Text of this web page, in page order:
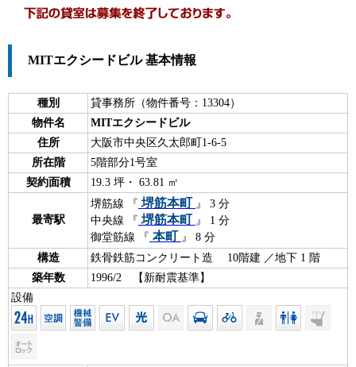
MITエクシードビル 基本情報
種別
貸事務所（物件番号：13304）
物件名
MITエクシードビル
住所
大阪市中央区久太郎町1-6-5
所在階
5階部分1号室
契約面積
19.3 坪・ 63.81 ㎡
最寄駅
堺筋線 『 堺筋本町 』 3 分
中央線 『 堺筋本町 』 1 分
御堂筋線 『 本町 』 8 分
構造
鉄骨鉄筋コンクリート造 10階建 ／地下 1 階
築年数
1996/2 【新耐震基準】
設備